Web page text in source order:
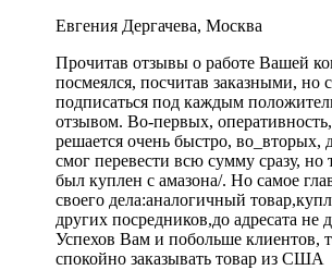
Евгения Дергачева, Москва
Прочитав отзывы о работе Вашей
посмеялся, посчитав заказными, но
подписаться под каждым
отзывом. Во-первых,
решается очень быстро, во_вторых,
смог перевести всю сумму сразу, но
был куплен с амазона/. Но самое
своего дела:аналогичный
других посредников,до адресата не
Успехов Вам и побольше клиентов,
спокойно заказывать товар из США